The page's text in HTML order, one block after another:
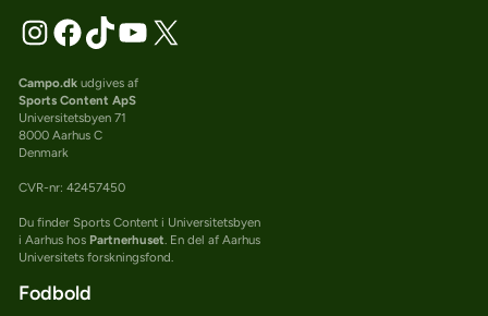
Campo.dkudgives af
Sports Content ApS
Universitetsbyen 71
8000 Aarhus C
Denmark
CVR-nr: 42457450
Du finder Sports Content i Universitetsbyen
i Aarhus hos Partnerhuset. En del af Aarhus
Universitets forskningsfond.
Fodbold